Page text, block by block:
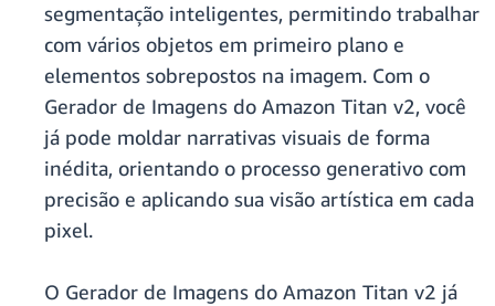
segmentação inteligentes, permitindo trabalhar
com vários objetos em primeiro plano e
elementos sobrepostos na imagem. Com o
Gerador de Imagens do Amazon Titan v2, você
já pode moldar narrativas visuais de forma
inédita, orientando o processo generativo com
precisão e aplicando sua visão artística em cada
pixel.
O Gerador de Imagens do Amazon Titan v2 já